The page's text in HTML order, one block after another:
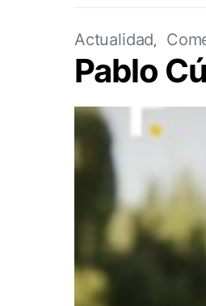
Actualidad
Pablo